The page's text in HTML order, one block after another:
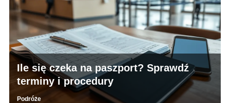
Ile się czeka na paszport? Sprawdź
terminy i procedury
Podróże